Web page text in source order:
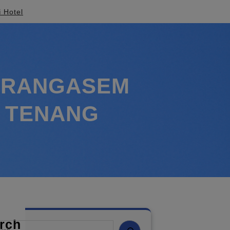
Hotel